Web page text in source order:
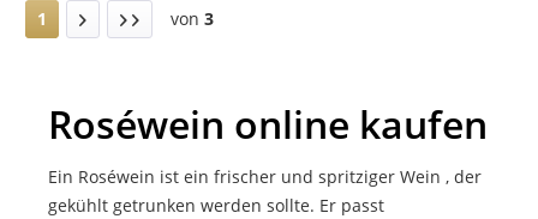
1 von 3
Roséwein online kaufen
Ein Roséwein ist ein frischer und spritziger Wein , der
gekühlt getrunken werden sollte. Er passt